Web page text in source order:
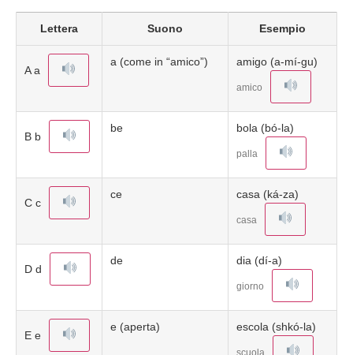
Lettera Suono Esempio
A a
a (come in “amico”) amigo (a-mí-gu)
amico
B b
be bola (bó-la)
palla
C c
ce casa (ká-za)
casa
D d
de dia (dí-a)
giorno
E e
e (aperta) escola (shkó-la)
scuola